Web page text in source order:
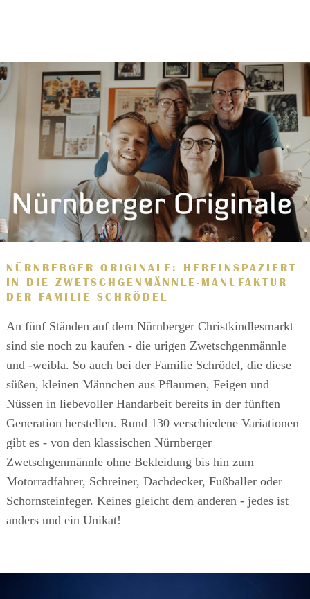
NÜRNBERGER ORIGINALE: HEREINSPAZIERT
IN DIE ZWETSCHGENMÄNNLE-MANUFAKTUR
DER FAMILIE SCHRÖDEL
An fünf Ständen auf dem Nürnberger Christkindlesmarkt
sind sie noch zu kaufen - die urigen Zwetschgenmännle
und -weibla. So auch bei der Familie Schrödel, die diese
süßen, kleinen Männchen aus Pflaumen, Feigen und
Nüssen in liebevoller Handarbeit bereits in der fünften
Generation herstellen. Rund 130 verschiedene Variationen
gibt es - von den klassischen Nürnberger
Zwetschgenmännle ohne Bekleidung bis hin zum
Motorradfahrer, Schreiner, Dachdecker, Fußballer oder
Schornsteinfeger. Keines gleicht dem anderen - jedes ist
anders und ein Unikat!